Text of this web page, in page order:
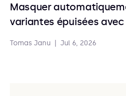
Masquer
variantes épuisées avec
Tomas Janu Jul 6, 2026